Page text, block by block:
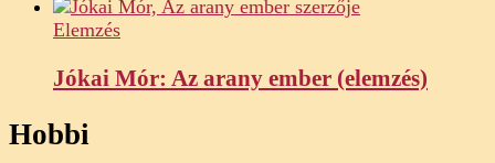
Elemzés
Jókai Mór: Az arany ember (elemzés)
Hobbi